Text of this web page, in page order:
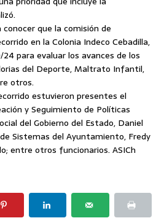
que la comisión de
en la Colonia Indeco Cebadilla,
para evaluar los avances de los
del Deporte, Maltrato Infantil,
otros.
estuvieron presentes el
y Seguimiento de Políticas
del Gobierno del Estado, Daniel
Sistemas del Ayuntamiento, Fredy
entre otros funcionarios. ASICh